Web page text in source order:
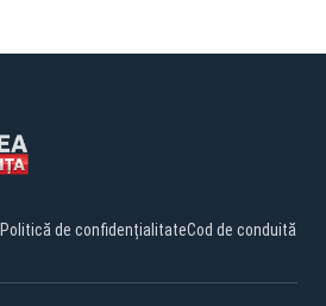
Politică de confidențialitateCod de conduită